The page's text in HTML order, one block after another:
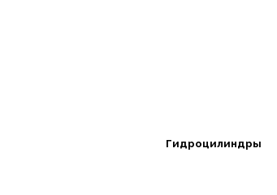
Гидроцилиндры